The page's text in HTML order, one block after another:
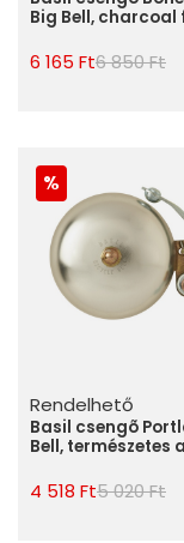
Big Bell, charcoal
6 165 Ft6 850 Ft
Rendelhető
Basil csengõ
Bell, természetes
4 518 Ft5 020 Ft